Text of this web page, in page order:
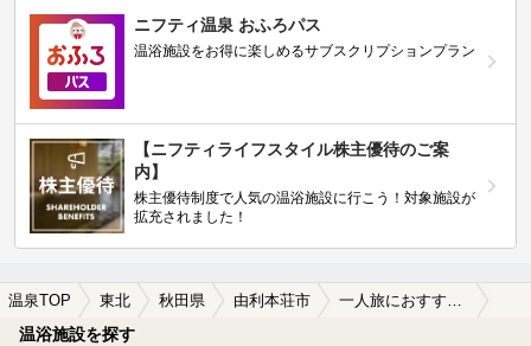
ニフティ温泉 おふろパス
温浴施設をお得に楽しめるサブスクリプションプラン
【ニフティライフスタイル株主優待のご案
内】
株主優待制度で人気の温浴施設に行こう！対象施設が
拡充されました！
温泉TOP 東北 秋田県 由利本荘市 一人旅におすすめの由利本荘市の温泉、日帰り温泉、スーパー銭湯おすすめ
温浴施設を探す